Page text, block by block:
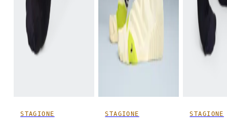
STAGIONE
STAGIONE
STAGIONE